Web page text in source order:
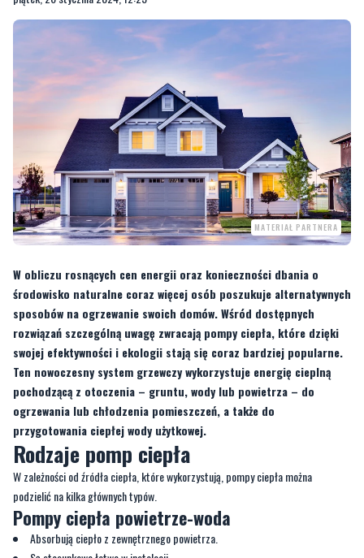
MATERIAŁ PARTNERA
W obliczu rosnących cen energii oraz konieczności dbania o
środowisko naturalne coraz więcej osób poszukuje alternatywnych
sposobów na ogrzewanie swoich domów. Wśród dostępnych
rozwiązań szczególną uwagę zwracają pompy ciepła, które dzięki
swojej efektywności i ekologii stają się coraz bardziej popularne.
Ten nowoczesny system grzewczy wykorzystuje energię cieplną
pochodzącą z otoczenia – gruntu, wody lub powietrza – do
ogrzewania lub chłodzenia pomieszczeń, a także do
przygotowania ciepłej wody użytkowej.
Rodzaje pomp ciepła
W zależności od źródła ciepła, które wykorzystują, pompy ciepła można
podzielić na kilka głównych typów.
Pompy ciepła powietrze-woda
Absorbują ciepło z zewnętrznego powietrza.